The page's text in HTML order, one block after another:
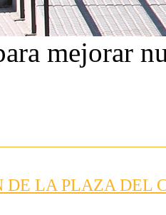
mejorar
DE LA PLAZA DEL